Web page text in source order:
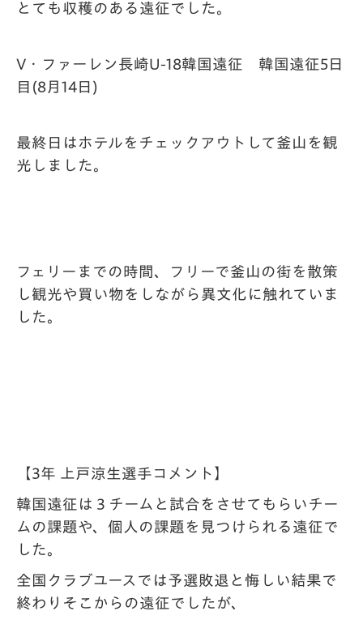
とても収穫のある遠征でした。
V・ファーレン長崎U-18韓国遠征 韓国遠征5日
目(8月14日)
最終日はホテルをチェックアウトして釜山を観
光しました。
フェリーまでの時間、フリーで釜山の街を散策
し観光や買い物をしながら異文化に触れて いま
した。
【3年 上戸涼生選手コメント】
韓国遠征は３チームと試合をさせてもらいチー
ムの課題や、個人の課題を見つけられる遠征で
した。
全国クラブユースでは予選敗退と悔しい結果で
終わりそこからの遠征でしたが、